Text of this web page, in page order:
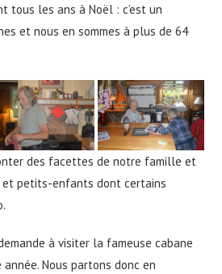
tous les ans à Noël : c’est un
et nous en sommes à plus de 64
des facettes de notre famille et
petits-enfants dont certains
à visiter la fameuse cabane
Nous partons donc en